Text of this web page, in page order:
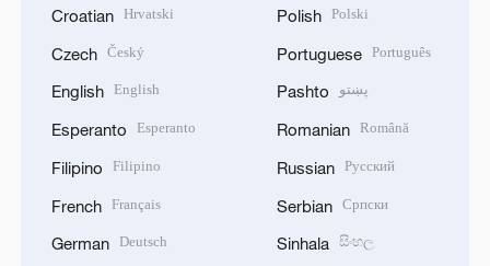
Croatian Hrvatski
Czech Český
English English
Esperanto Esperanto
Filipino Filipino
French Français
German Deutsch
Polish Polski
Portuguese Português
Pashto پښتو
Romanian Română
Russian Русский
Serbian Српски
Sinhala සිංහල